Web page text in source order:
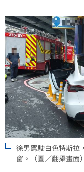
徐男駕駛白色特斯拉
窗。（圖／翻攝畫面）